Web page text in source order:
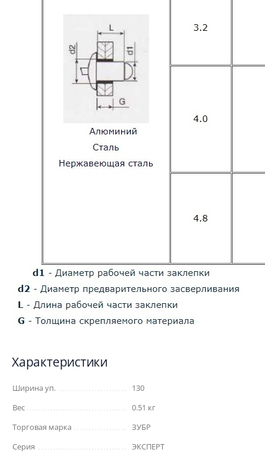
Характеристики
Ширина уп.
130
Вес
0.51 кг
Торговая марка
ЗУБР
Серия
ЭКСПЕРТ